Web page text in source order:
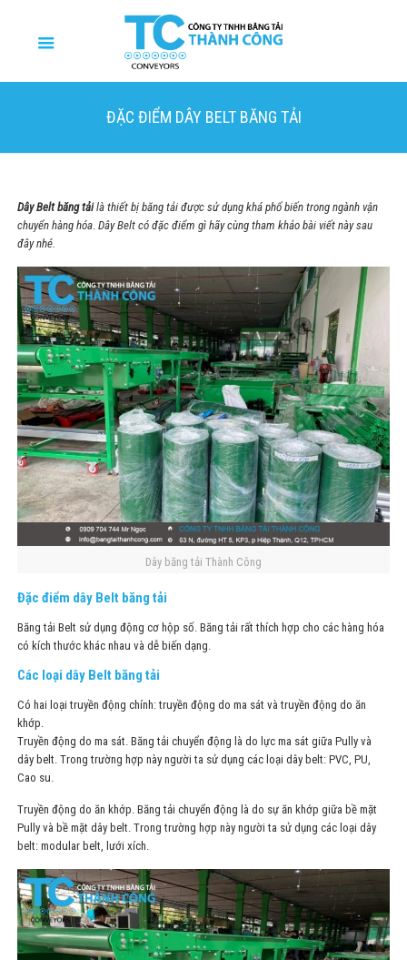
ĐẶC ĐIỂM DÂY BELT BĂNG TẢI
Dây Belt băng tảilà thiết bị băng tải được sử dụng khá phổ biến trong ngành vận
chuyển hàng hóa.Dây Belt có đặc điểm gì hãy cùng tham khảo bài viết này sau
đây nhé.
Dây băng tải Thành Công
Đặc điểm dây Belt băng tải
Băng tải Belt sử dụng động cơ hộp số. Băng tải rất thích hợp cho các hàng hóa
có kích thước khác nhau và dễ biến dạng.
Các loại dây Belt băng tải
Có hai loại truyền động chính: truyền động do ma sát và truyền động do ăn
khớp.
Truyền động do ma sát. Băng tải chuyển động là do lực ma sát giữa Pully và
dây belt. Trong trường hợp này người ta sử dụng các loại dây belt: PVC, PU,
Cao su.
Truyền động do ăn khớp. Băng tải chuyển động là do sự ăn khớp giữa bề mặt
Pully và bề mặt dây belt. Trong trường hợp này người ta sử dụng các loại dây
belt: modular belt, lưới xích.